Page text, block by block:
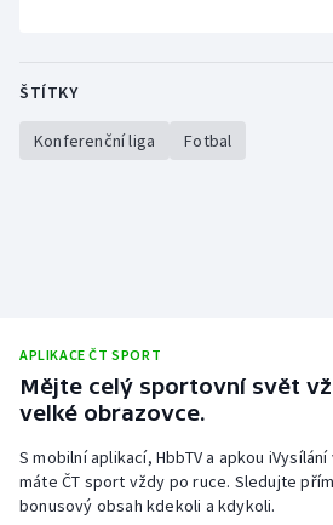
Plavání
Short track
Sportovní střelba
Stolní tenis
ŠTÍTKY
Konferenční liga Fotbal
APLIKACE ČT SPORT
Mějte celý sportovní svět
velké obrazovce.
S mobilní aplikací, HbbTV a apkou
máte ČT sport vždy po ruce. Sledujte
bonusový obsah kdekoli a kdykoli.